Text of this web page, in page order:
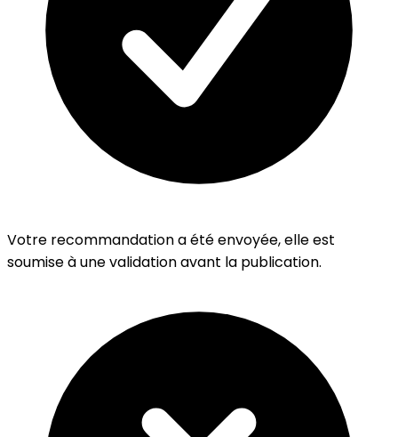
Votre recommandation a été envoyée, elle est
soumise à une validation avant la publication.